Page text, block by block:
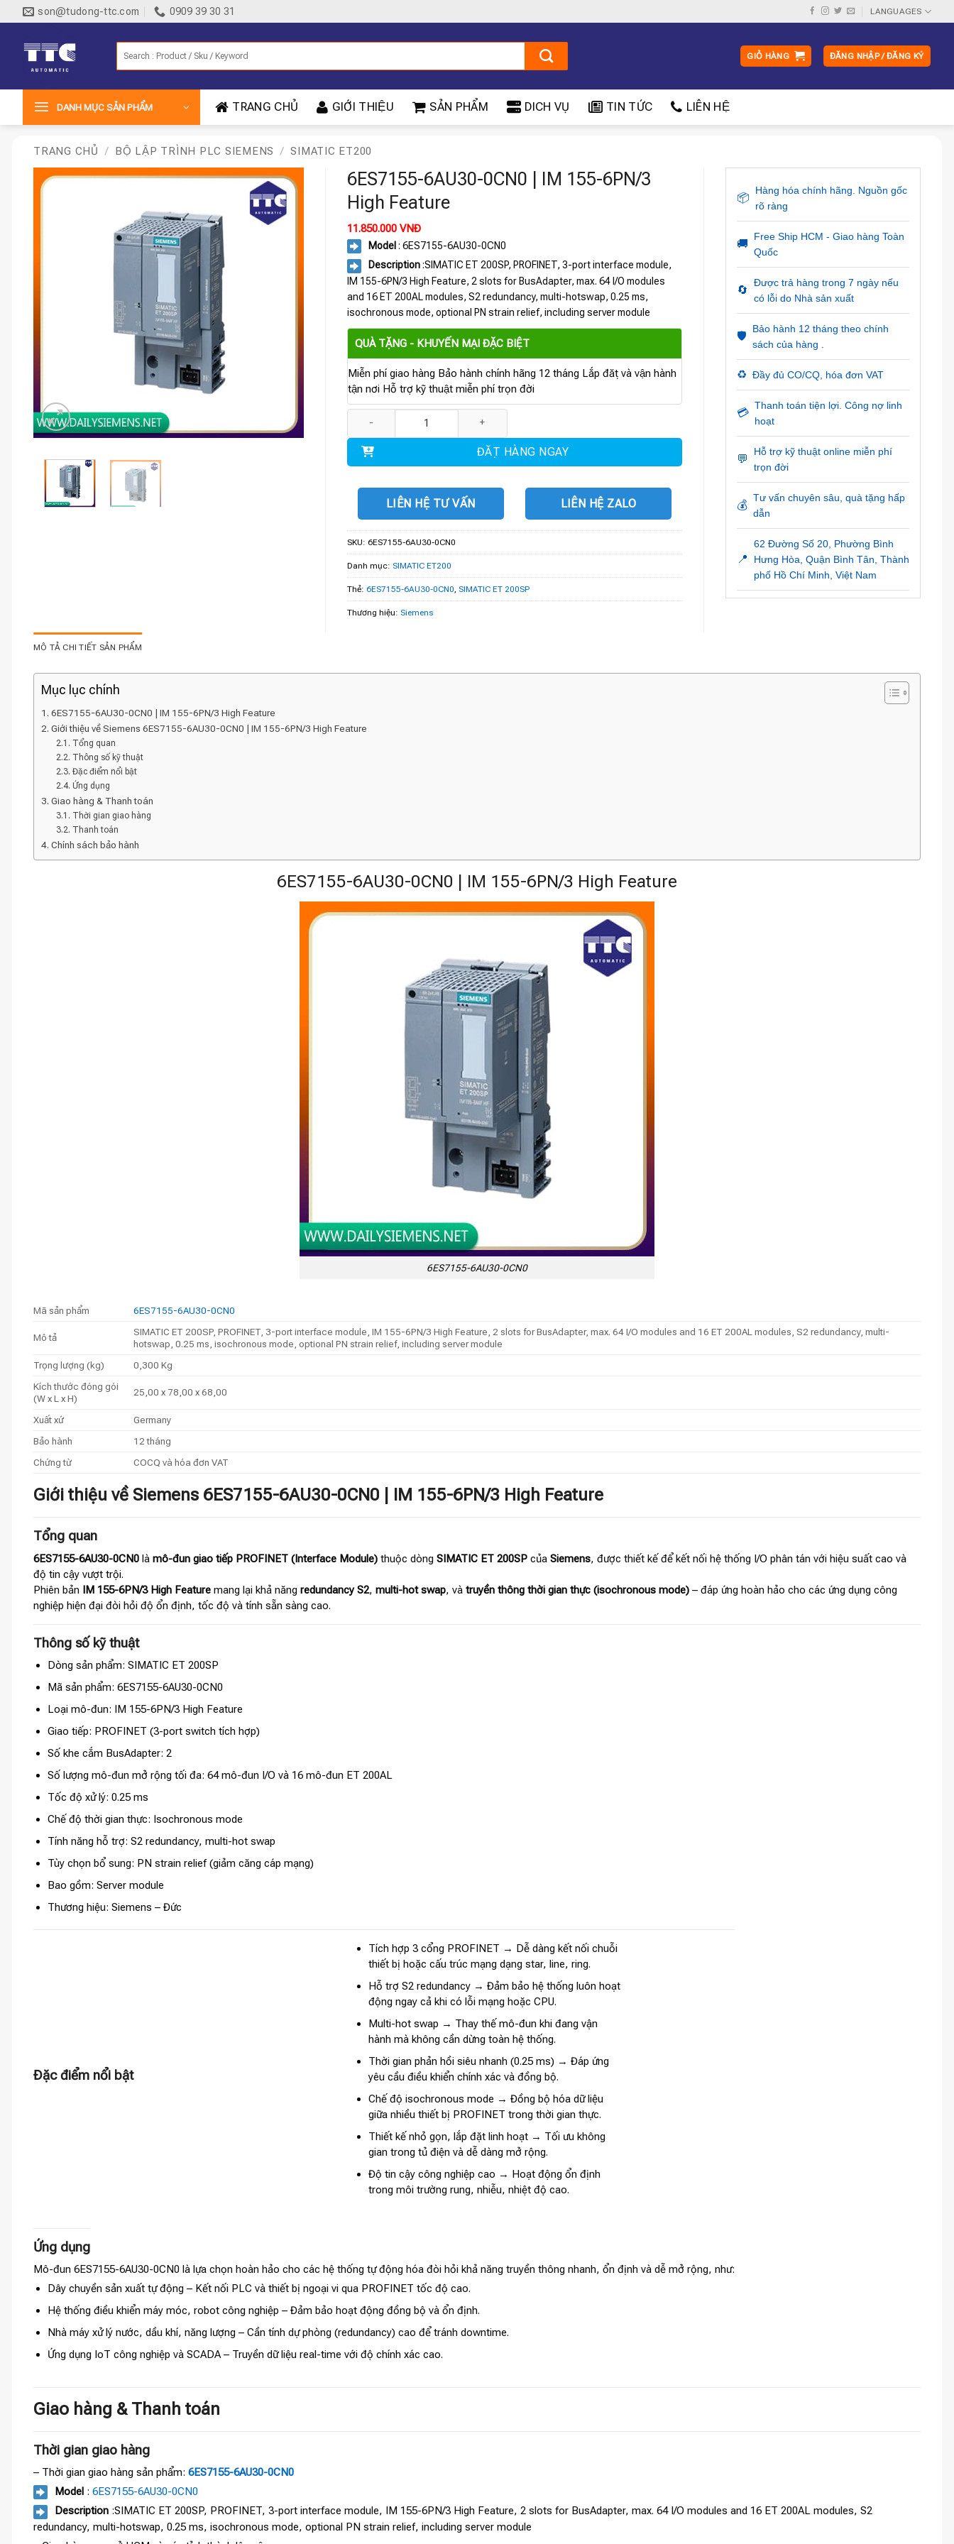
qua
son@tudong-ttc.com 0909 39 30 31 LANGUAGES
GIỎ HÀNG ĐĂNG NHẬP / ĐĂNG KÝ
DANH MỤC SẢN PHẨM TRANG CHỦ GIỚI THIỆU SẢN PHẨM DICH VỤ TIN TỨC LIÊN HỆ
TRANG CHỦ / BỘ LẬP TRÌNH PLC SIEMENS / SIMATIC ET200
6ES7155-6AU30-0CN0 | IM 155-6PN/3
High Feature
11.850.000 VNĐ
Model : 6ES7155-6AU30-0CN0
Description:SIMATIC ET 200SP, PROFINET, 3-port interface module,
IM 155-6PN/3 High Feature, 2 slots for BusAdapter, max. 64 I/O modules
and 16 ET 200AL modules, S2 redundancy, multi-hotswap, 0.25 ms,
isochronous mode, optional PN strain relief, including server module
QUÀ TẶNG - KHUYẾN MẠI ĐẶC BIỆT
Miễn phí giao hàng Bảo hành chính hãng 12 tháng Lắp đặt và vận hành
tận nơi Hỗ trợ kỹ thuật miễn phí trọn đời
ĐẶT HÀNG NGAY
LIÊN HỆ TƯ VẤN LIÊN HỆ ZALO
SKU: 6ES7155-6AU30-0CN0
Danh mục: SIMATIC ET200
Thẻ: 6ES7155-6AU30-0CN0 SIMATIC ET 200SP
Thương hiệu: Siemens
📦
Hàng hóa chính hãng. Nguồn gốc
rõ ràng
🚚
Free Ship HCM - Giao hàng Toàn
Quốc
🔄
Được trả hàng trong 7 ngày nếu
có lỗi do Nhà sản xuất
🛡️
Bảo hành 12 tháng theo chính
sách của hàng .
♻️ Đầy đủ CO/CQ, hóa đơn VAT
💳
Thanh toán tiện lợi. Công nợ linh
hoạt
💬
Hỗ trợ kỹ thuật online miễn phí
trọn đời
💰
Tư vấn chuyên sâu, quà tặng hấp
dẫn
📍
62 Đường Số 20, Phường Bình
Hưng Hòa, Quận Bình Tân, Thành
phố Hồ Chí Minh, Việt Nam
MÔ TẢ CHI TIẾT SẢN PHẨM
Mục lục chính
6ES7155-6AU30-0CN0 | IM 155-6PN/3 High Feature
Giới thiệu về Siemens 6ES7155-6AU30-0CN0 | IM 155-6PN/3 High Feature
Tổng quan
Thông số kỹ thuật
Đặc điểm nổi bật
Ứng dụng
Giao hàng & Thanh toán
Thời gian giao hàng
Thanh toán
Chính sách bảo hành
6ES7155-6AU30-0CN0 | IM 155-6PN/3 High Feature
6ES7155-6AU30-0CN0
Mã sản phẩm 6ES7155-6AU30-0CN0
Mô tả
SIMATIC ET 200SP, PROFINET, 3-port interface module, IM 155-6PN/3 High Feature, 2 slots for BusAdapter, max. 64 I/O modules and 16 ET 200AL modules, S2 redundancy, multi-
hotswap, 0.25 ms, isochronous mode, optional PN strain relief, including server module
Trọng lượng (kg)
0,300 Kg
Kích thước đóng gói
(W x L x H)
25,00 x 78,00 x 68,00
Xuất xứ
Germany
Bảo hành
12 tháng
Chứng từ
COCQ và hóa đơn VAT
Giới thiệu về Siemens 6ES7155-6AU30-0CN0 | IM 155-6PN/3 High Feature
Tổng quan
6ES7155-6AU30-0CN0 là mô-đun giao tiếp PROFINET (Interface Module) thuộc dòng SIMATIC ET 200SP của Siemens, được thiết kế để kết nối hệ thống I/O phân tán với hiệu suất cao và
độ tin cậy vượt trội.
Phiên bản IM 155-6PN/3 High Feature mang lại khả năng redundancy S2, multi-hot swap, và truyền thông thời gian thực (isochronous mode) – đáp ứng hoàn hảo cho các ứng dụng công
nghiệp hiện đại đòi hỏi độ ổn định, tốc độ và tính sẵn sàng cao.
Thông số kỹ thuật
Dòng sản phẩm: SIMATIC ET 200SP
Mã sản phẩm: 6ES7155-6AU30-0CN0
Loại mô-đun: IM 155-6PN/3 High Feature
Giao tiếp: PROFINET (3-port switch tích hợp)
Số khe cắm BusAdapter: 2
Số lượng mô-đun mở rộng tối đa: 64 mô-đun I/O và 16 mô-đun ET 200AL
Tốc độ xử lý: 0.25 ms
Chế độ thời gian thực: Isochronous mode
Tính năng hỗ trợ: S2 redundancy, multi-hot swap
Tùy chọn bổ sung: PN strain relief (giảm căng cáp mạng)
Bao gồm: Server module
Thương hiệu: Siemens – Đức
Đặc điểm nổi bật
Tích hợp 3 cổng PROFINET → Dễ dàng kết nối chuỗi
thiết bị hoặc cấu trúc mạng dạng star, line, ring.
Hỗ trợ S2 redundancy → Đảm bảo hệ thống luôn hoạt
động ngay cả khi có lỗi mạng hoặc CPU.
Multi-hot swap → Thay thế mô-đun khi đang vận
hành mà không cần dừng toàn hệ thống.
Thời gian phản hồi siêu nhanh (0.25 ms) → Đáp ứng
yêu cầu điều khiển chính xác và đồng bộ.
Chế độ isochronous mode → Đồng bộ hóa dữ liệu
giữa nhiều thiết bị PROFINET trong thời gian thực.
Thiết kế nhỏ gọn, lắp đặt linh hoạt → Tối ưu không
gian trong tủ điện và dễ dàng mở rộng.
Độ tin cậy công nghiệp cao → Hoạt động ổn định
trong môi trường rung, nhiễu, nhiệt độ cao.
Ứng dụng
Mô-đun 6ES7155-6AU30-0CN0 là lựa chọn hoàn hảo cho các hệ thống tự động hóa đòi hỏi khả năng truyền thông nhanh, ổn định và dễ mở rộng, như:
Dây chuyền sản xuất tự động – Kết nối PLC và thiết bị ngoại vi qua PROFINET tốc độ cao.
Hệ thống điều khiển máy móc, robot công nghiệp – Đảm bảo hoạt động đồng bộ và ổn định.
Nhà máy xử lý nước, dầu khí, năng lượng – Cần tính dự phòng (redundancy) cao để tránh downtime.
Ứng dụng IoT công nghiệp và SCADA – Truyền dữ liệu real-time với độ chính xác cao.
Giao hàng & Thanh toán
Thời gian giao hàng
– Thời gian giao hàng sản phẩm: 6ES7155-6AU30-0CN0
Model : 6ES7155-6AU30-0CN0
Description :SIMATIC ET 200SP, PROFINET, 3-port interface module, IM 155-6PN/3 High Feature, 2 slots for BusAdapter, max. 64 I/O modules and 16 ET 200AL modules, S2
redundancy, multi-hotswap, 0.25 ms, isochronous mode, optional PN strain relief, including server module